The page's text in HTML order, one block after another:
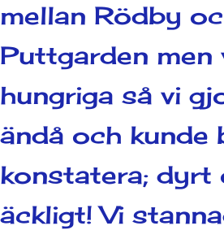
mellan Rödby
Puttgarden men
hungriga så vi
ändå och kunde
konstatera; dyrt
äckligt! Vi